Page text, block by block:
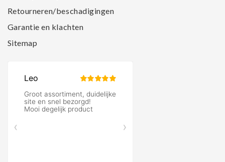
Retourneren/beschadigingen
Garantie en klachten
Sitemap